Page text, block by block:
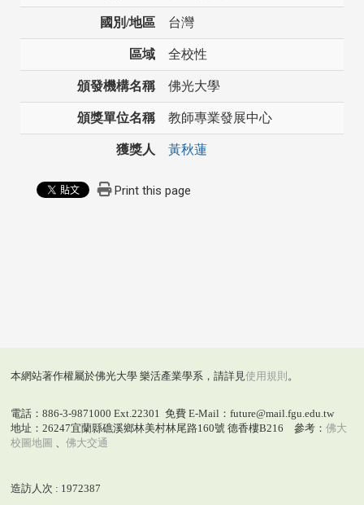
國別/地區 台灣
區域 全校性
頒發機構名稱 佛光大學
頒獎單位名稱 教師專業發展中心
獲獎人 黃秋蓮
Print this page
本網站著作權屬於佛光大學 樂活產業學系，請詳見使用規則 。
電話：886-3-9871000 Ext.22301 免費 E-Mail：future@mail.fgu.edu.tw
地址：26247宜蘭縣礁溪鄉林美村林尾路160號 德香樓B216 參考： 佛大
校圖地圖 、 佛大交通
造訪人次 : 1972387